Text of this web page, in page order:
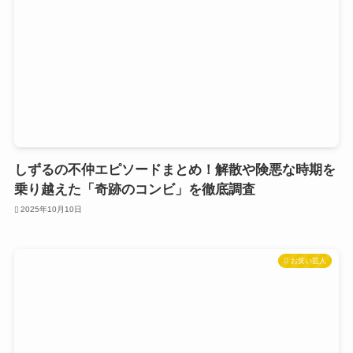
しずるの不仲エピソードまとめ！解散や険悪な時期を
乗り越えた「奇跡のコンビ」を徹底調査
2025年10月10日
お笑い芸人